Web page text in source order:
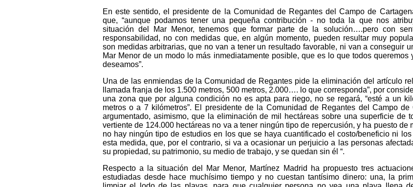
En este sentido, el presidente de la Comunidad de Regantes del Campo de
que, “aunque podamos tener una pequeña contribución - no toda la que nos
situación del Mar Menor, tenemos que formar parte de la solución….pero con
responsabilidad, no con medidas que, en algún momento, pueden resultar muy
son medidas arbitrarias, que no van a tener un resultado favorable, ni van a conseguir
Mar Menor de un modo lo más inmediatamente posible, que es lo que todos queremos
deseamos”.
Una de las enmiendas de la Comunidad de Regantes pide la eliminación del artículo
llamada franja de los 1.500 metros, 500 metros, 2.000…. lo que corresponda”, por
una zona que por alguna condición no es apta para riego, no se regará, “esté a un
metros o a 7 kilómetros”. El presidente de la Comunidad de Regantes del Campo de
argumentado, asimismo, que la eliminación de mil hectáreas sobre una superficie de
vertiente de 124.000 hectáreas no va a tener ningún tipo de repercusión, y ha puesto de
no hay ningún tipo de estudios en los que se haya cuantificado el costo/beneficio ni
esta medida, que, por el contrario, si va a ocasionar un perjuicio a las personas
su propiedad, su patrimonio, su medio de trabajo, y se quedan sin él “.
Respecto a la situación del Mar Menor, Martínez Madrid ha propuesto tres
estudiadas desde hace muchísimo tiempo y no cuestan tantísimo dinero: una, la